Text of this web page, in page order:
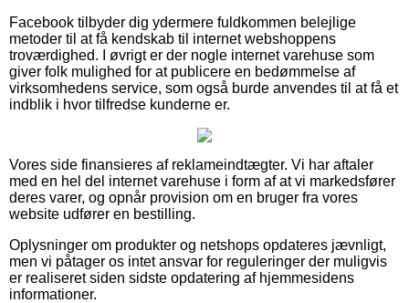
Facebook tilbyder dig ydermere fuldkommen belejlige
metoder til at få kendskab til internet webshoppens
troværdighed. I øvrigt er der nogle internet varehuse som
giver folk mulighed for at publicere en bedømmelse af
virksomhedens service, som også burde anvendes til at få et
indblik i hvor tilfredse kunderne er.
Vores side finansieres af reklameindtægter. Vi har aftaler
med en hel del internet varehuse i form af at vi markedsfører
deres varer, og opnår provision om en bruger fra vores
website udfører en bestilling.
Oplysninger om produkter og netshops opdateres jævnligt,
men vi påtager os intet ansvar for reguleringer der muligvis
er realiseret siden sidste opdatering af hjemmesidens
informationer.